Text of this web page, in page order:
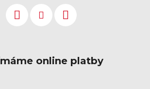
online platby